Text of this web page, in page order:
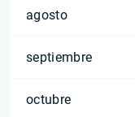
agosto
septiembre
octubre